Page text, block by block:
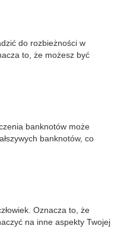
do rozbieżności w
to, że możesz być
banknotów może
banknotów, co
Oznacza to, że
na inne aspekty Twojej